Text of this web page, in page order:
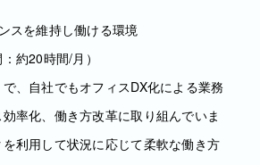
スを維持し働ける環境
約20時間/月）
、自社でもオフィスDX化による業務
率化、働き方改革に取り組んでいま
利用して状況に応じて柔軟な働き方